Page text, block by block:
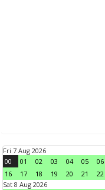
Fri 7 Aug 2026
00
01 02 03 04 05 06
16
17 18 19 20 21 22
Sat 8 Aug 2026